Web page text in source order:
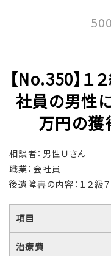
【No.350】１
社員の男性
万円の獲
相談者：男性Ｕさん
職業：会社員
後遺障害の内容：１２級
項目
治療費